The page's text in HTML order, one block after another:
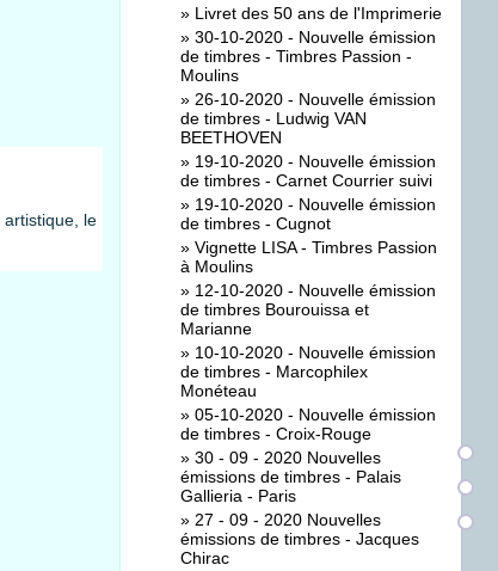
artistique, le
» Livret des 50 ans de l'Imprimerie
» 30-10-2020 - Nouvelle émission
de timbres - Timbres Passion -
Moulins
» 26-10-2020 - Nouvelle émission
de timbres - Ludwig VAN
BEETHOVEN
» 19-10-2020 - Nouvelle émission
de timbres - Carnet Courrier suivi
» 19-10-2020 - Nouvelle émission
de timbres - Cugnot
» Vignette LISA - Timbres Passion
à Moulins
» 12-10-2020 - Nouvelle émission
de timbres Bourouissa et
Marianne
» 10-10-2020 - Nouvelle émission
de timbres - Marcophilex
Monéteau
» 05-10-2020 - Nouvelle émission
de timbres - Croix-Rouge
» 30 - 09 - 2020 Nouvelles
émissions de timbres - Palais
Gallieria - Paris
» 27 - 09 - 2020 Nouvelles
émissions de timbres - Jacques
Chirac